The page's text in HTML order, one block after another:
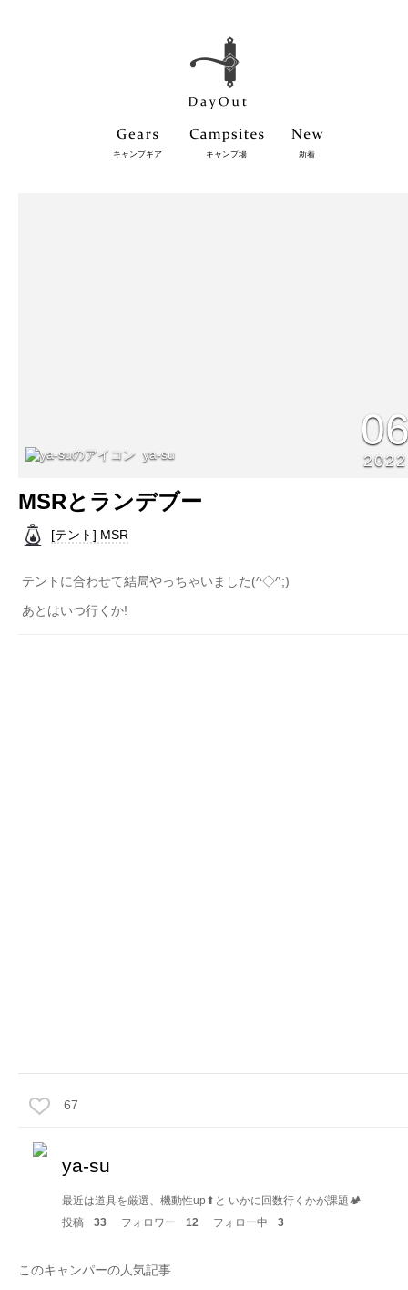
キャンプギア キャンプ場 新着
ya-su 2022
MSRとランデブー
[テント] MSR
テントに合わせて結局やっちゃいました(^◇^;)
あとはいつ行くか!
67
ya-su
最近は道具を厳選、機動性up⬆︎と いかに回数行くかが課題🏕
投稿
33 フォロワー 12 フォロー中 3
このキャンパーの人気記事